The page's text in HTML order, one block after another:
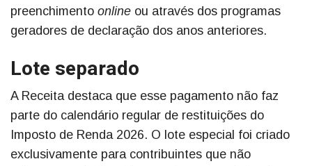
preenchimento online ou através dos programas
geradores de declaração dos anos anteriores.
Lote separado
A Receita destaca que esse pagamento não faz
parte do calendário regular de restituições do
Imposto de Renda 2026. O lote especial foi criado
exclusivamente para contribuintes que não